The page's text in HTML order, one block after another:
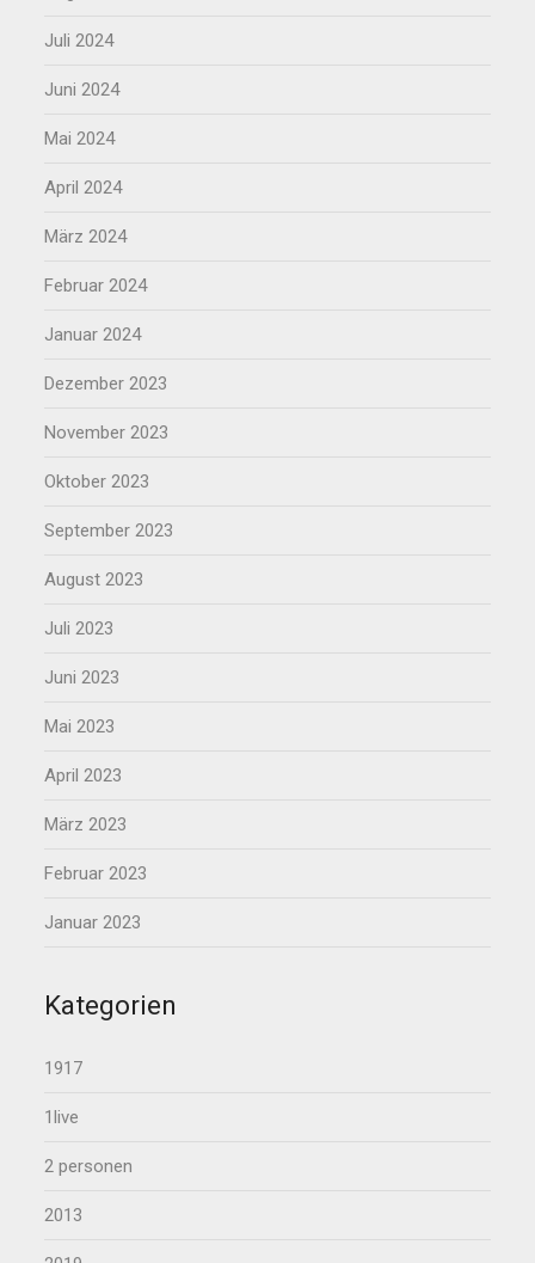
Juli 2024
Juni 2024
Mai 2024
April 2024
März 2024
Februar 2024
Januar 2024
Dezember 2023
November 2023
Oktober 2023
September 2023
August 2023
Juli 2023
Juni 2023
Mai 2023
April 2023
März 2023
Februar 2023
Januar 2023
Kategorien
1917
1live
2 personen
2013